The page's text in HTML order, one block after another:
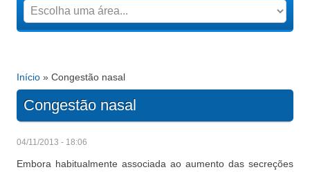
Está aqui
Início » Congestão nasal
Congestão nasal
04/11/2013 - 18:06
Embora habitualmente associada ao aumento das secreções